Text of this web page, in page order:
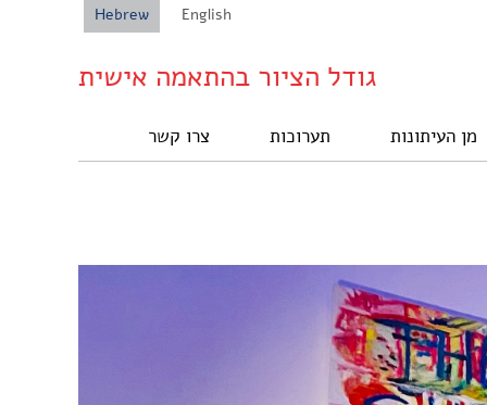
English
Hebrew
גודל הציור בהתאמה אישית
מן העיתונות תערוכות צרו קשר